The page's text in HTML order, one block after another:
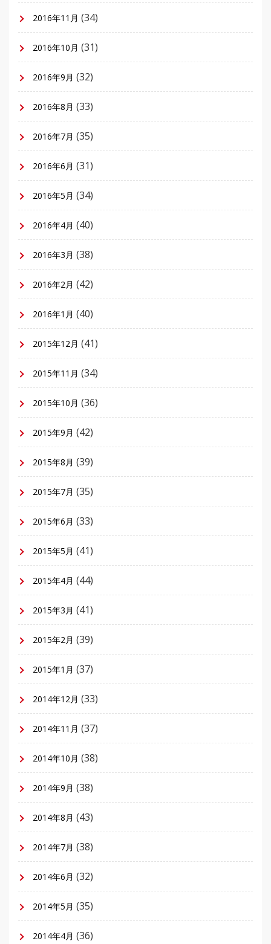
2016年11月 (34)
2016年10月 (31)
2016年9月 (32)
2016年8月 (33)
2016年7月 (35)
2016年6月 (31)
2016年5月 (34)
2016年4月 (40)
2016年3月 (38)
2016年2月 (42)
2016年1月 (40)
2015年12月 (41)
2015年11月 (34)
2015年10月 (36)
2015年9月 (42)
2015年8月 (39)
2015年7月 (35)
2015年6月 (33)
2015年5月 (41)
2015年4月 (44)
2015年3月 (41)
2015年2月 (39)
2015年1月 (37)
2014年12月 (33)
2014年11月 (37)
2014年10月 (38)
2014年9月 (38)
2014年8月 (43)
2014年7月 (38)
2014年6月 (32)
2014年5月 (35)
2014年4月 (36)